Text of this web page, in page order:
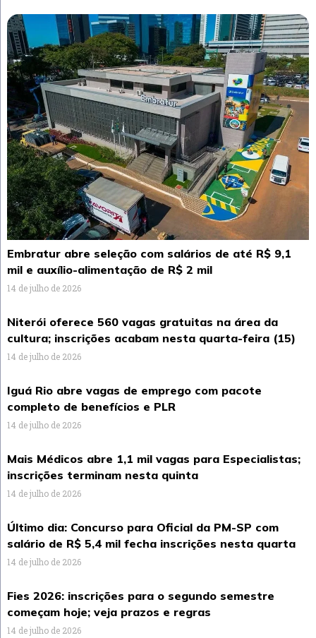
Embratur abre seleção com salários de até R$ 9,1
mil e auxílio-alimentação de R$ 2 mil
14 de julho de 2026
Niterói oferece 560 vagas gratuitas na área da
cultura; inscrições acabam nesta quarta-feira (15)
14 de julho de 2026
Iguá Rio abre vagas de emprego com pacote
completo de benefícios e PLR
14 de julho de 2026
Mais Médicos abre 1,1 mil vagas para Especialistas;
inscrições terminam nesta quinta
14 de julho de 2026
Último dia: Concurso para Oficial da PM-SP com
salário de R$ 5,4 mil fecha inscrições nesta quarta
14 de julho de 2026
Fies 2026: inscrições para o segundo semestre
começam hoje; veja prazos e regras
14 de julho de 2026